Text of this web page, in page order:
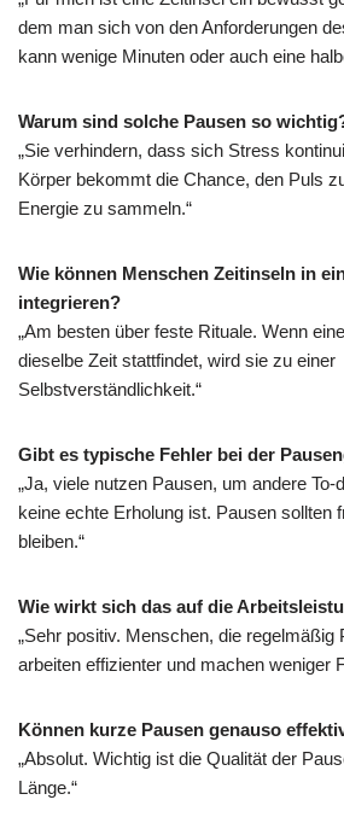
dem man sich von den Anforderungen
kann wenige Minuten oder auch eine
Warum sind solche Pausen so
„Sie verhindern, dass sich Stress
Körper bekommt die Chance, den Puls
Energie zu sammeln.“
Wie können Menschen Zeitinseln in
integrieren?
„Am besten über feste Rituale. Wenn
dieselbe Zeit stattfindet, wird sie zu einer
Selbstverständlichkeit.“
Gibt es typische Fehler bei der
„Ja, viele nutzen Pausen, um andere
keine echte Erholung ist. Pausen sollten
bleiben.“
Wie wirkt sich das auf die
„Sehr positiv. Menschen, die regelmäßig
arbeiten effizienter und machen weniger
Können kurze Pausen genauso
„Absolut. Wichtig ist die Qualität der
Länge.“